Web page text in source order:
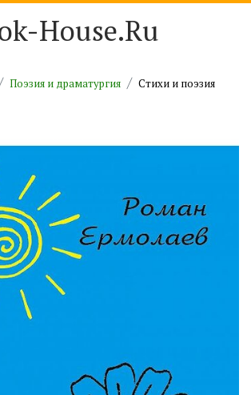
House.Ru
Поэзия и драматургия Cтихи и поэзия